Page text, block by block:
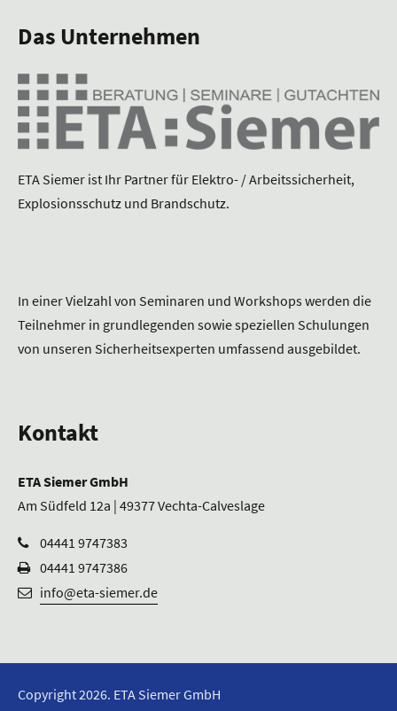
Das Unternehmen
ETA Siemer ist Ihr Partner für Elektro- / Arbeitssicherheit,
Explosionsschutz und Brandschutz.
In einer Vielzahl von Seminaren und Workshops werden die
Teilnehmer in grundlegenden sowie speziellen Schulungen
von unseren Sicherheitsexperten umfassend ausgebildet.
Kontakt
ETA Siemer GmbH
Am Südfeld 12a | 49377 Vechta-Calveslage
04441 9747383
04441 9747386
info@eta-siemer.de
Copyright 2026. ETA Siemer GmbH